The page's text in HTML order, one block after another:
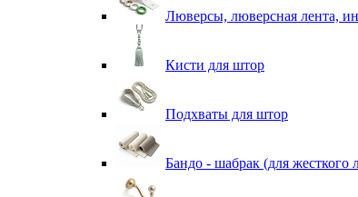
Люверсы, люверсная лента,
Кисти для штор
Подхваты для штор
Бандо - шабрак (для жесткого